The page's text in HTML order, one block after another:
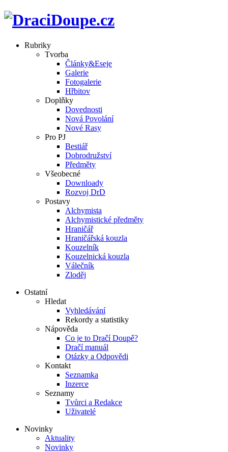
Rubriky
Tvorba
Články&Eseje
Galerie
Fotogalerie
Hřbitov
Doplňky
Dovednosti
Nová Povolání
Nové Rasy
Pro PJ
Bestiář
Dobrodružství
Předměty
Všeobecné
Downloady
Rozvoj DrD
Postavy
Alchymista
Alchymistické předměty
Hraničář
Hraničářská kouzla
Kouzelník
Kouzelnická kouzla
Válečník
Zloděj
Ostatní
Hledat
Vyhledávání
Rekordy a statistiky
Nápověda
Co je to Dračí Doupě?
Dračí manuál
Otázky a Odpovědi
Kontakt
Seznamka
Inzerce
Seznamy
Tvůrci a Redakce
Uživatelé
Novinky
Aktuality
Novinky